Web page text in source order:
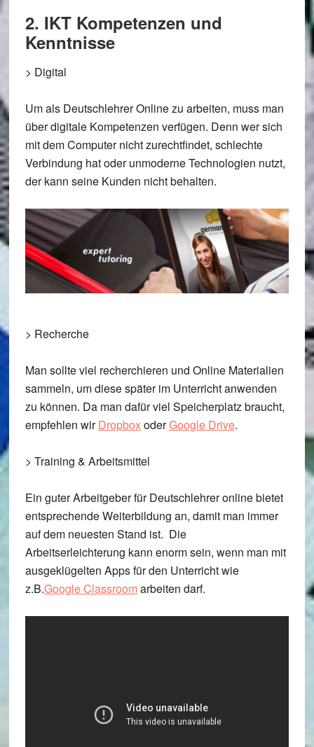
2. IKT Kompetenzen und
Kenntnisse
> Digital
Um als Deutschlehrer Online zu arbeiten, muss man
über digitale Kompetenzen verfügen. Denn wer sich
mit dem Computer nicht zurechtfindet, schlechte
Verbindung hat oder unmoderne Technologien nutzt,
der kann seine Kunden nicht behalten.
> Recherche
Man sollte viel recherchieren und Online Materialien
sammeln, um diese später im Unterricht anwenden
zu können. Da man dafür viel Speicherplatz braucht,
empfehlen wirDropboxoderGoogle Drive.
> Training & Arbeitsmittel
Ein guter Arbeitgeber für Deutschlehrer online bietet
entsprechende Weiterbildung an, damit man immer
auf dem neuesten Stand ist. Die
Arbeitserleichterung kann enorm sein, wenn man mit
ausgeklügelten Apps für den Unterricht wie
z.B.Google Classroomarbeiten darf.